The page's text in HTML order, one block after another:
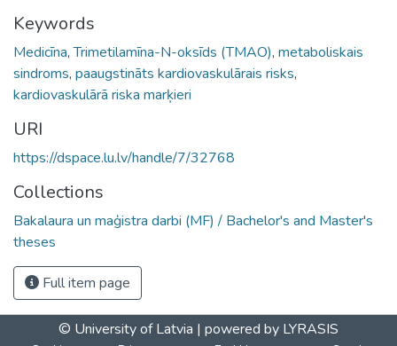
Keywords
Medicīna,Trimetilamīna-N-oksīds (TMAO), metaboliskais
sindroms, paaugstināts kardiovaskulārais risks,
kardiovaskulārā riska marķieri
URI
https://dspace.lu.lv/handle/7/32768
Collections
Bakalaura un maģistra darbi (MF) / Bachelor's and Master's
theses
Full item page
© University of Latvia | powered by LYRASIS